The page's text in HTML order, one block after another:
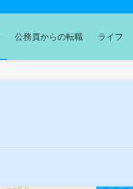
公務員からの転職 ライフ